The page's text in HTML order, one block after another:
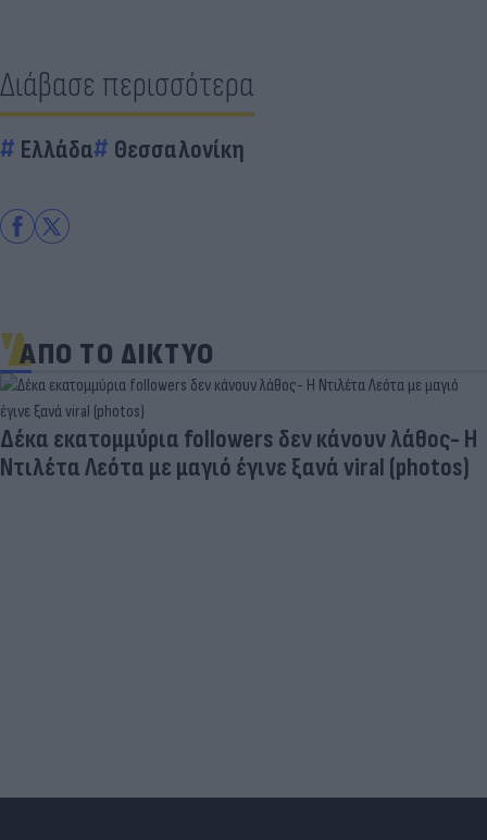
Διάβασε περισσότερα
Ελλάδα Θεσσαλονίκη
ΑΠΟ ΤΟ ΔΙΚΤΥΟ
Δέκα εκατομμύρια followers δεν κάνουν λάθος- Η
Ντιλέτα Λεότα με μαγιό έγινε ξανά viral (photos)